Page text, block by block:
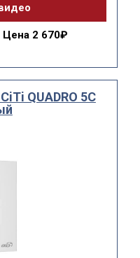
Цена 2 670₽
QUADRO 5C